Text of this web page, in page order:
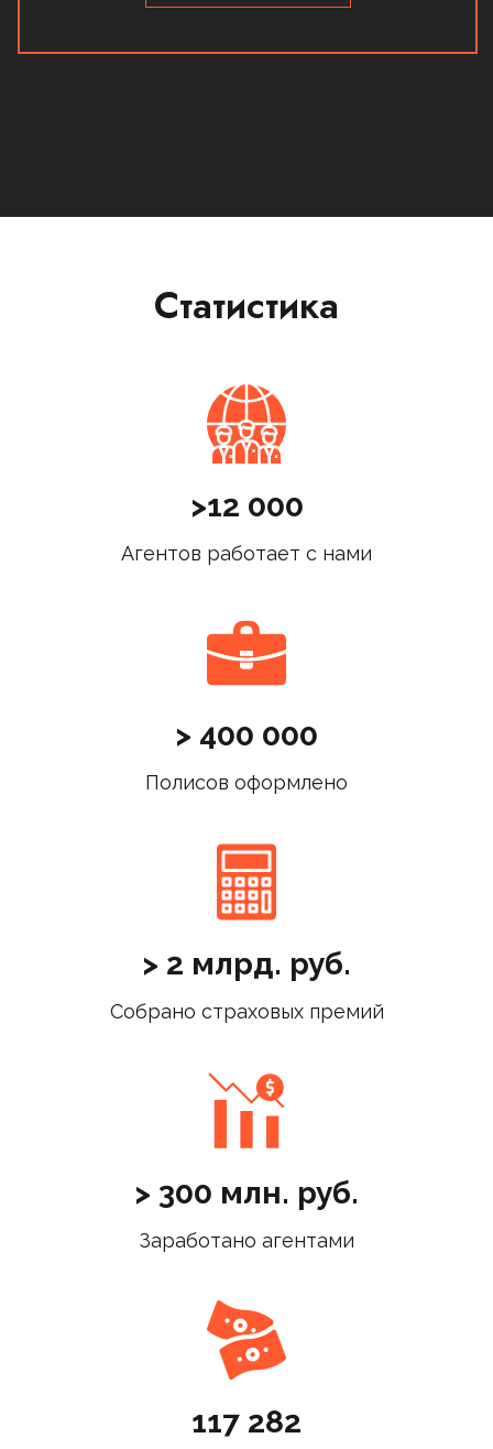
Статистика
>12 000
Агентов работает с нами
> 400 000
Полисов оформлено
> 2 млрд. руб.
Собрано страховых премий
> 300 млн. руб.
Заработано агентами
117 282